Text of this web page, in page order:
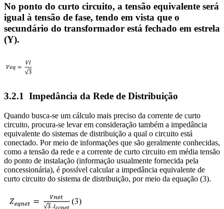
No ponto do curto circuito, a tensão equivalente será
igual à tensão de fase, tendo em vista que o
secundário do transformador está fechado em estrela
(Y).
3.2.1 Impedância da Rede de Distribuição
Quando busca-se um cálculo mais preciso da corrente de curto
circuito, procura-se levar em consideração também a impedância
equivalente do sistemas de distribuição a qual o circuito está
conectado. Por meio de informações que são geralmente conhecidas,
como a tensão da rede e a corrente de curto circuito em média tensão
do ponto de instalação (informação usualmente fornecida pela
concessionária), é possível calcular a impedância equivalente de
curto circuito do sistema de distribuição, por meio da equação (3).